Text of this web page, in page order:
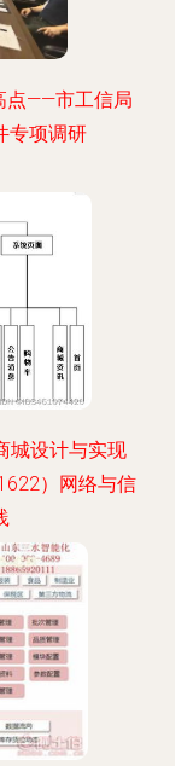
点——市工信局
专项调研
城设计与实现
）网络与信